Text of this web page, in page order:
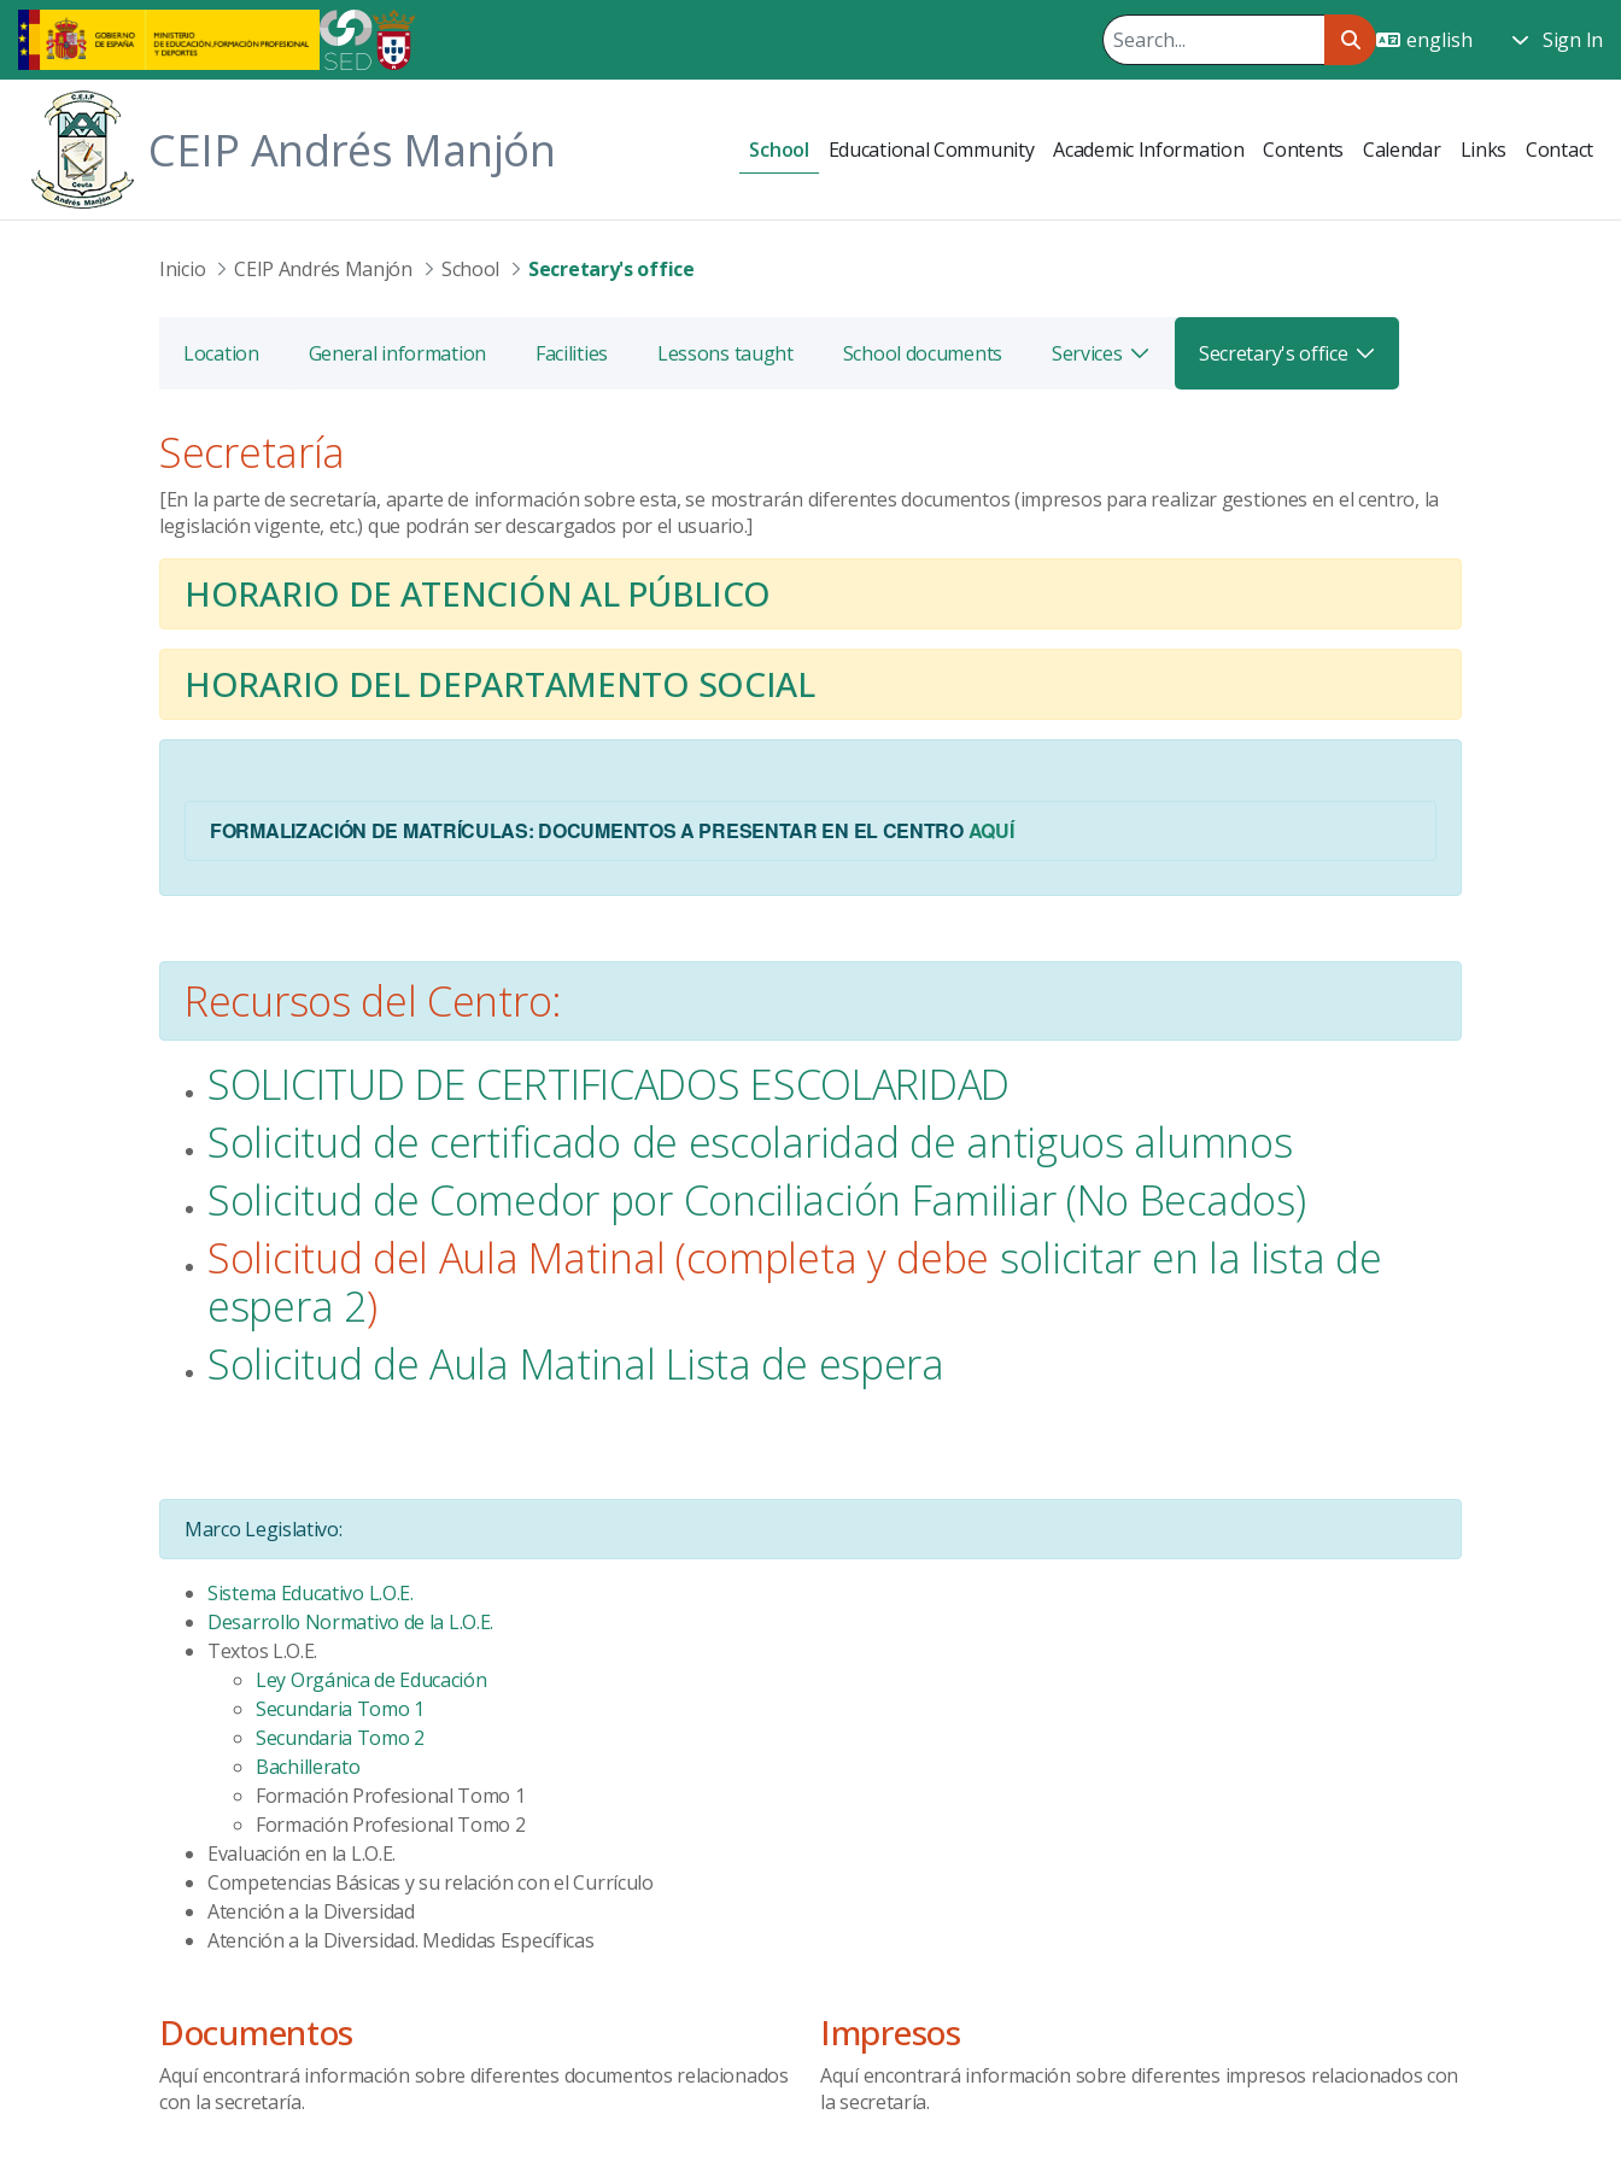
Skip to Main Content
Sign In
CEIP Andrés Manjón School Educational Community Academic Information Contents Calendar Links Contact
Inicio CEIP Andrés Manjón School Secretary's office
Location General information Facilities Lessons taught School documents Services ToggleSecretary's office Toggle
Secretaría
[En la parte de secretaría, aparte de información sobre esta, se mostrarán diferentes documentos (impresos para realizar gestiones en el centro, la
legislación vigente, etc.) que podrán ser descargados por el usuario.]
HORARIO DE ATENCIÓN AL PÚBLICO
HORARIO DEL DEPARTAMENTO SOCIAL
FORMALIZACIÓN DE MATRÍCULAS: DOCUMENTOS A PRESENTAR EN EL CENTROAQUÍ
Recursos del Centro:
SOLICITUD DE CERTIFICADOS ESCOLARIDAD
Solicitud de certificado de escolaridad de antiguos alumnos
Solicitud de Comedor por Conciliación Familiar(No Becados)
Solicitud del Aula Matinal (completa y debe solicitar en la lista de
espera 2)
Solicitud de Aula Matinal Lista de espera
Marco Legislativo:
Sistema Educativo L.O.E.
Desarrollo Normativo de la L.O.E.
Textos L.O.E.
Ley Orgánica de Educación
Secundaria Tomo 1
Secundaria Tomo 2
Bachillerato
Formación Profesional Tomo 1
Formación Profesional Tomo 2
Evaluación en la L.O.E.
Competencias Básicas y su relación con el Currículo
Atención a la Diversidad
Atención a la Diversidad. Medidas Específicas
Documentos
Aquí encontrará información sobre diferentes documentos relacionados
con la secretaría.
Impresos
Aquí encontrará información sobre diferentes impresos relacionados con
la secretaría.